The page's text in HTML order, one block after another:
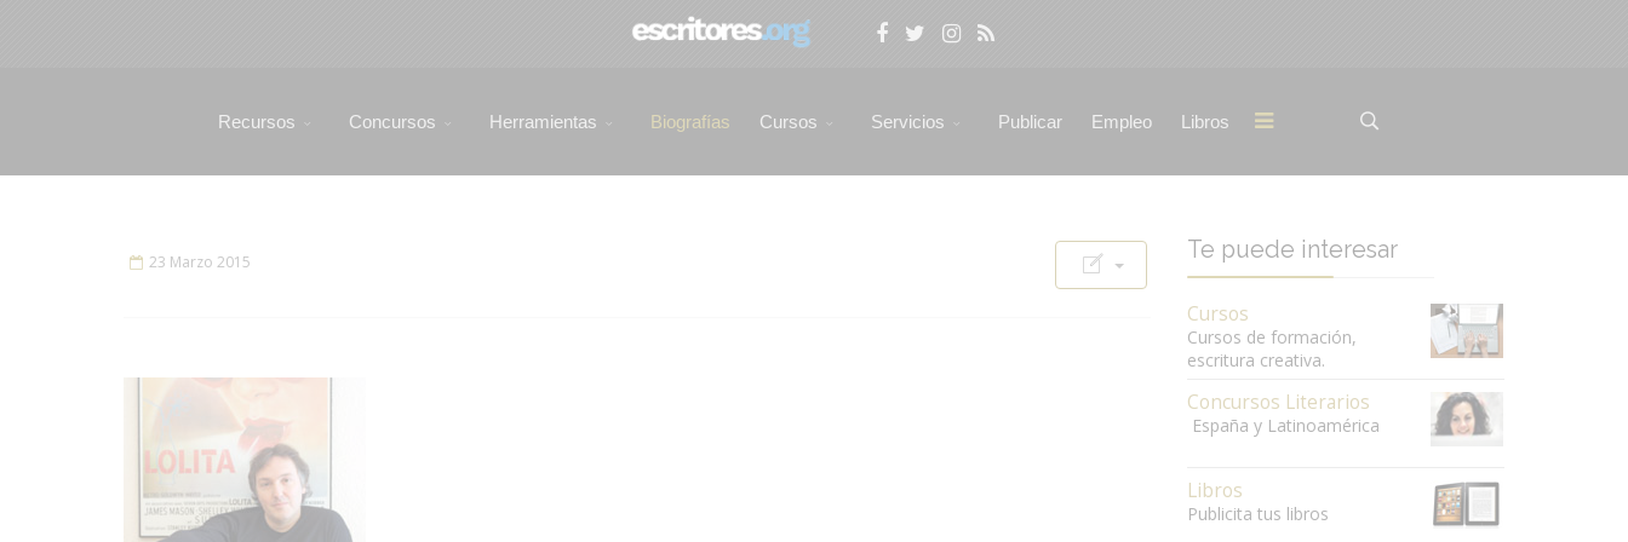
Recursos Concursos Herramientas Biografías Cursos Servicios Publicar Empleo Libros
23 Marzo 2015 Te puede interesar
Cursos
Cursos de formación,
escritura creativa.
Concursos Literarios
España y Latinoamérica
Libros
Publicita tus libros